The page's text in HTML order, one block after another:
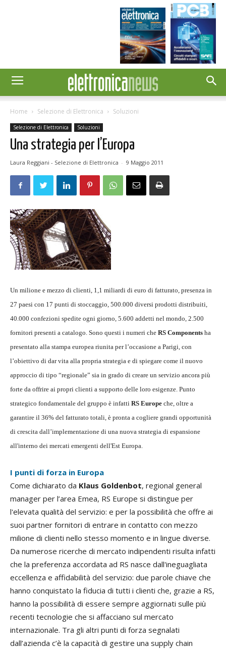
Home Selezione di Elettronica Soluzioni
Selezione di Elettronica Soluzioni
Una strategia per l’Europa
Laura Reggiani - Selezione di Elettronica - 9 Maggio 2011
Un milione e mezzo di clienti, 1,1 miliardi di euro di fatturato, presenza in
27 paesi con 17 punti di stoccaggio, 500.000 diversi prodotti distribuiti,
40.000 confezioni spedite ogni giorno, 5.600 addetti nel mondo, 2.500
fornitori presenti a catalogo. Sono questi i numeri che RS Components ha
presentato alla stampa europea riunita per l’occasione a Parigi, con
l’obiettivo di dar vita alla propria strategia e di spiegare come il nuovo
approccio di tipo “regionale” sia in grado di creare un servizio ancora più
forte da offrire ai propri clienti a supporto delle loro esigenze. Punto
strategico fondamentale del gruppo è infatti RS Europe che, oltre a
garantire il 36% del fatturato totali, è pronta a cogliere grandi opportunità
di crescita dall’implementazione di una nuova strategia di espansione
all'interno dei mercati emergenti dell'Est Europa.
I punti di forza in Europa
Come dichiarato da Klaus Goldenbot, regional general
manager per l’area Emea, RS Europe si distingue per
l'elevata qualità del servizio: e per la possibilità che offre ai
suoi partner fornitori di entrare in contatto con mezzo
milione di clienti nello stesso momento e in lingue diverse.
Da numerose ricerche di mercato indipendenti risulta infatti
che la preferenza accordata ad RS nasce dall'ineguagliata
eccellenza e affidabilità del servizio: due parole chiave che
hanno conquistato la fiducia di tutti i clienti che, grazie a RS,
hanno la possibilità di essere sempre aggiornati sulle più
recenti tecnologie che si affacciano sul mercato
internazionale. Tra gli altri punti di forza segnalati
dall’azienda c’è la capacità di gestire una supply chain